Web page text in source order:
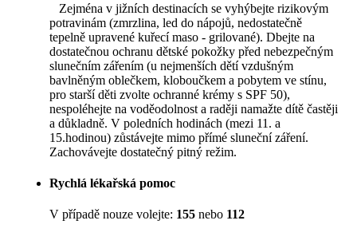
Zejména v jižních destinacích se vyhýbejte rizikovým
potravinám (zmrzlina, led do nápojů, nedostatečně
tepelně upravené kuřecí maso - grilované). Dbejte na
dostatečnou ochranu dětské pokožky před nebezpečným
slunečním zářením (u nejmenších dětí vzdušným
bavlněným oblečkem, kloboučkem a pobytem ve stínu,
pro starší děti zvolte ochranné krémy s SPF 50),
nespoléhejte na voděodolnost a raději namažte dítě častěji
a důkladně. V poledních hodinách (mezi 11. a
15.hodinou) zůstávejte mimo přímé sluneční záření.
Zachovávejte dostatečný pitný režim.
Rychlá lékařská pomoc
V případě nouze volejte: 155 nebo 112